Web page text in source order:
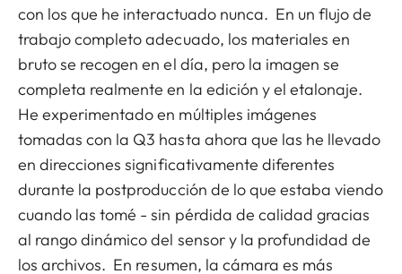
con los que he interactuado nunca. En un flujo de
trabajo completo adecuado, los materiales en
bruto se recogen en el día, pero la imagen se
completa realmente en la edición y el etalonaje.
He experimentado en múltiples imágenes
tomadas con la Q3 hasta ahora que las he llevado
en direcciones significativamente diferentes
durante la postproducción de lo que estaba viendo
cuando las tomé - sin pérdida de calidad gracias
al rango dinámico del sensor y la profundidad de
los archivos. En resumen, la cámara es más